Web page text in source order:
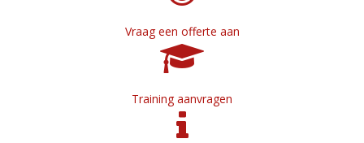
Vraag een offerte aan
Training aanvragen